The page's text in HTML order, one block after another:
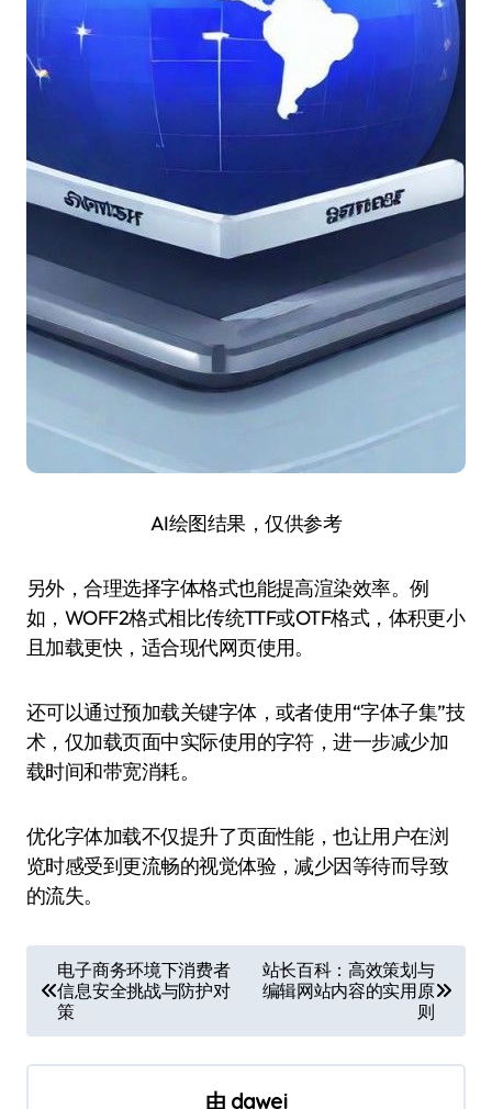
AI绘图结果，仅供参考
另外，合理选择字体格式也能提高渲染效率。例
如，WOFF2格式相比传统TTF或OTF格式，体积更小
且加载更快，适合现代网页使用。
还可以通过预加载关键字体，或者使用“字体子集”技
术，仅加载页面中实际使用的字符，进一步减少加
载时间和带宽消耗。
优化字体加载不仅提升了页面性能，也让用户在浏
览时感受到更流畅的视觉体验，减少因等待而导致
的流失。
章
导
航
电子商务环境下消费者
信息安全挑战与防护对
策
站长百科：高效策划与
编辑网站内容的实用原
则
由 dawei